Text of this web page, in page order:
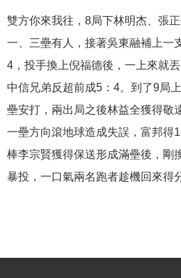
雙方你來我往，8局下林明杰、張
一、三壘有人，接著吳東融補上一
4，投手換上倪福德後，一上來就
中信兄弟反超前成5：4。到了9局
壘安打，兩出局之後林益全獲得敬
一壘方向滾地球造成失誤，富邦得
棒李宗賢獲得保送形成滿壘後，剛
暴投，一口氣兩名跑者趁機回來得